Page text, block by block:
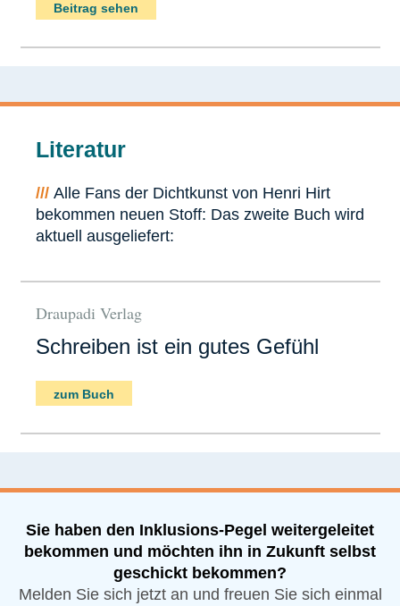
Beitrag sehen
Literatur
/// Alle Fans der Dichtkunst von Henri Hirt
bekommen neuen Stoff: Das zweite Buch wird
aktuell ausgeliefert:
Draupadi Verlag
Schreiben ist ein gutes Gefühl
zum Buch
Sie haben den Inklusions-Pegel weitergeleitet
bekommen und möchten ihn in Zukunft selbst
geschickt bekommen?
Melden Sie sich jetzt an und freuen Sie sich einmal